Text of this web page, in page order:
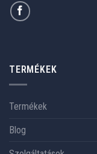
TERMÉKEK
Termékek
Blog